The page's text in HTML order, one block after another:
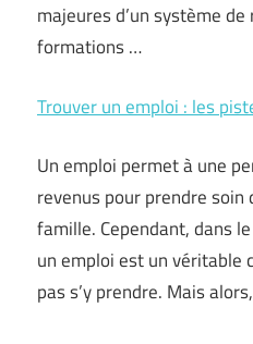
majeures d’un système
formations …
Trouver un emploi : les
Un emploi permet à une
revenus pour prendre
famille. Cependant, dans
un emploi est un véritable
pas s’y prendre. Mais